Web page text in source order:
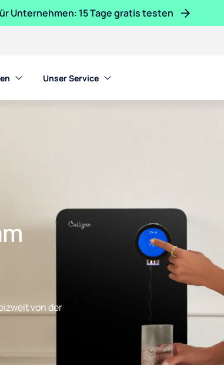
Unternehmen: 15 Tage gratis testen
Unser Service
von der